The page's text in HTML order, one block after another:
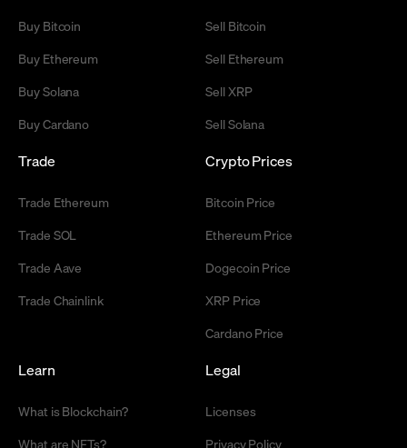
Buy Bitcoin
Buy Ethereum
Buy Solana
Buy Cardano
Sell Bitcoin
Sell Ethereum
Sell XRP
Sell Solana
Trade
Trade Ethereum
Trade SOL
Trade Aave
Trade Chainlink
Crypto Prices
Bitcoin Price
Ethereum Price
Dogecoin Price
XRP Price
Cardano Price
Learn
What is Blockchain?
What are NFTs?
Legal
Licenses
Privacy Policy